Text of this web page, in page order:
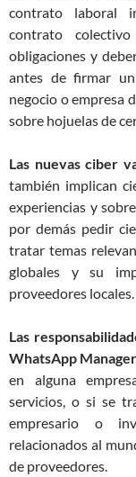
contrato laboral
contrato
obligaciones y
antes de firmar
negocio o empresa
sobre hojuelas de
Las nuevas ciber
también implican
experiencias y
por demás pedir
tratar temas
globales y su
proveedores locales.
Las
WhatsApp Manager
en alguna
servicios, o si se
empresario o
relacionados al
de proveedores.